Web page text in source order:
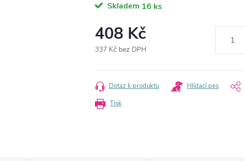
Skladem 16 ks
408 Kč
337 Kč bez DPH
cena:
Tisk
Dotaz k produktu Hlídací pes